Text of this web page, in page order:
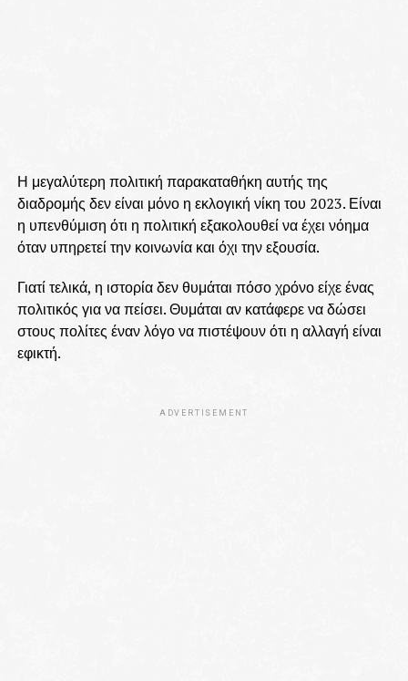
Η μεγαλύτερη πολιτική παρακαταθήκη αυτής της
διαδρομής δεν είναι μόνο η εκλογική νίκη του 2023. Είναι
η υπενθύμιση ότι η πολιτική εξακολουθεί να έχει νόημα
όταν υπηρετεί την κοινωνία και όχι την εξουσία.
Γιατί τελικά, η ιστορία δεν θυμάται πόσο χρόνο είχε ένας
πολιτικός για να πείσει. Θυμάται αν κατάφερε να δώσει
στους πολίτες έναν λόγο να πιστέψουν ότι η αλλαγή είναι
εφικτή.
ADVERTISEMENT